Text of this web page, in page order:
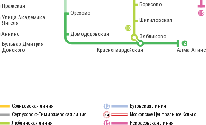
Солнцевская линия
Серпуховско-Тимирязевская линия
Люблинская линия
Бутовская линия
Московское Центральное Кольцо
Некрасовская линия
12
15
14
2
15
10
Пражская
Улица Академика
Янгеля
Борисово
Шипиловская
Зябликово
Орехово
Домодедовская
Красногвардейская Алма-
Аннино
Бульвар Дмитрия
Донского